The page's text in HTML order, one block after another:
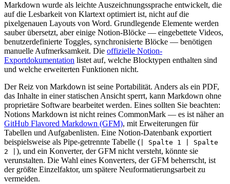
Markdown wurde als leichte Auszeichnungssprache entwickelt, die
auf die Lesbarkeit von Klartext optimiert ist, nicht auf die
pixelgenauen Layouts von Word. Grundlegende Elemente werden
sauber übersetzt, aber einige Notion-Blöcke — eingebettete Videos,
benutzerdefinierte Toggles, synchronisierte Blöcke — benötigen
manuelle Aufmerksamkeit. Die offizielle Notion-
Exportdokumentation listet auf, welche Blocktypen enthalten sind
und welche erweiterten Funktionen nicht.
Der Reiz von Markdown ist seine Portabilität. Anders als ein PDF,
das Inhalte in einer statischen Ansicht sperrt, kann Markdown ohne
proprietäre Software bearbeitet werden. Eines sollten Sie beachten:
Notions Markdown ist nicht reines CommonMark — es ist näher an
GitHub Flavored Markdown (GFM), mit Erweiterungen für
Tabellen und Aufgabenlisten. Eine Notion-Datenbank exportiert
beispielsweise als Pipe-getrennte Tabelle ( | Spalte 1 | Spalte
2 | ), und ein Konverter, der GFM nicht versteht, könnte sie
verunstalten. Die Wahl eines Konverters, der GFM beherrscht, ist
der größte Einzelfaktor, um spätere Neuformatierungsarbeit zu
vermeiden.